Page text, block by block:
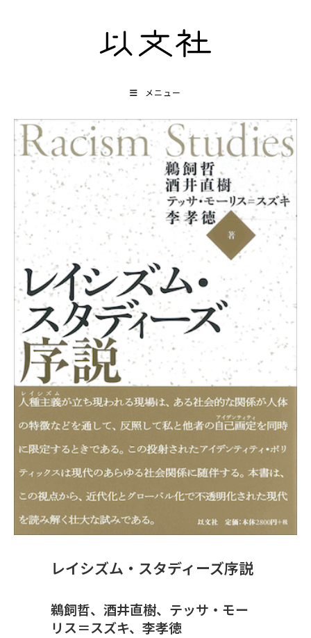
メニュー
レイシズム・スタディーズ序説
鵜飼哲、酒井直樹、テッサ・モー
リス＝スズキ、李孝徳